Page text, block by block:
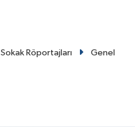
Sokak Röportajları
Genel